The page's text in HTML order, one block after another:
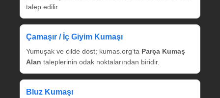
talep edilir.
Çamaşır / İç Giyim Kumaşı
Yumuşak ve cilde dost; kumas.org’ta Parça Kumaş
Alan taleplerinin odak noktalarından biridir.
Bluz Kumaşı